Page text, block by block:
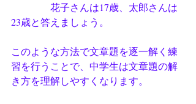
花子さんは17歳、太郎さんは
23歳と答えましょう。
このような方法で文章題を逐一解く練
習を行うことで、中学生は文章題の解
き方を理解しやすくなります。